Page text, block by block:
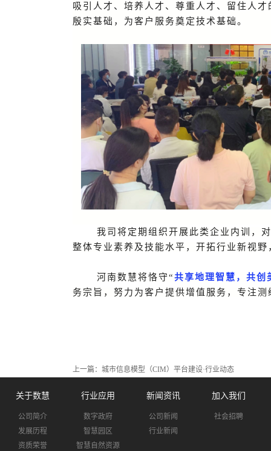
吸引人才、培养人才、尊重人才、留住人
殷实基础，为客户服务奠定技术基础。
我司将定期组织开展此类企业内训，
整体专业素养及技能水平，开拓行业新视
河南数慧将恪守“共享地理智慧，共创
务宗旨，努力为客户提供增值服务，专注
上一篇： 城市信息模型（CIM）平台建设·行业动态
关于数慧
公司简介
发展历程
资质荣誉
行业应用
数字政府
智慧园区
智慧自然资源
新闻资讯
公司新闻
行业新闻
加入我们
社会招聘